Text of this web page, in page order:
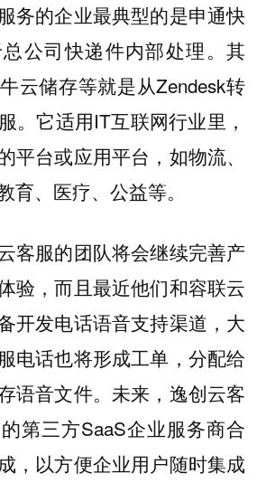
务的企业最典型的是申通快
公司快递件内部处理。其
云储存等就是从Zendesk转
。它适用IT互联网行业里，
平台或应用平台，如物流、
育、医疗、公益等。
客服的团队将会继续完善产
验，而且最近他们和容联云
开发电话语音支持渠道，大
电话也将形成工单，分配给
语音文件。未来，逸创云客
第三方SaaS企业服务商合
，以方便企业用户随时集成